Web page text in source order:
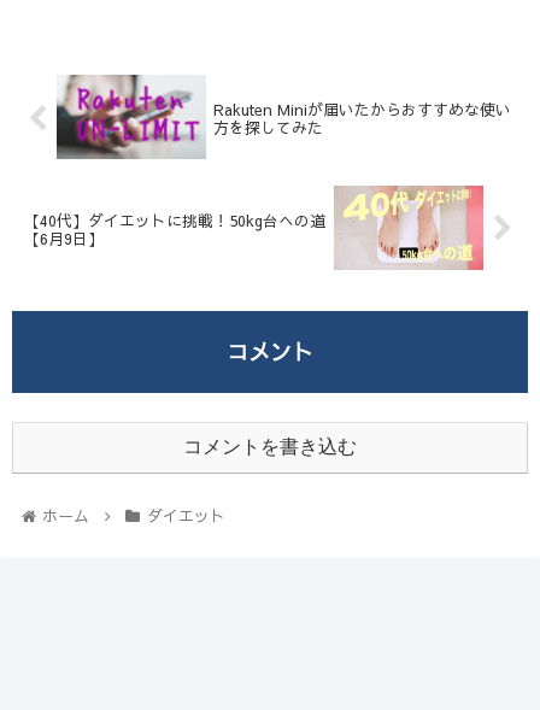
Rakuten Miniが届いたからおすすめな使い
方を探してみた
【40代】ダイエットに挑戦！50kg台への道
【6月9日】
コメント
コメントを書き込む
ホーム ダイエット